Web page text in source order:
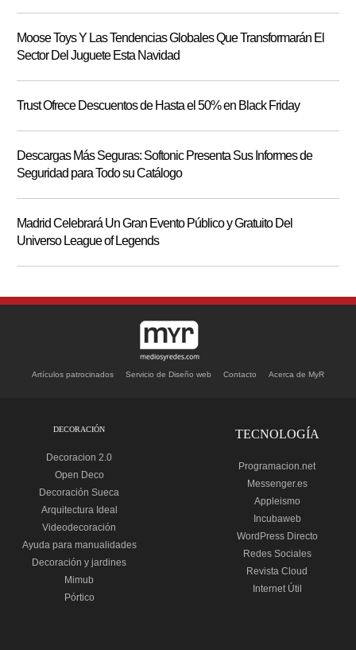
Moose Toys Y Las Tendencias Globales Que Transformarán El
Sector Del Juguete Esta Navidad
Trust Ofrece Descuentos de Hasta el 50% en Black Friday
Descargas Más Seguras: Softonic Presenta Sus Informes de
Seguridad para Todo su Catálogo
Madrid Celebrará Un Gran Evento Público y Gratuito Del
Universo League of Legends
Artículos patrocinados Servicio de Diseño web Contacto Acerca de MyR
DECORACIÓN
Decoracion 2.0
Open Deco
Decoración Sueca
Arquitectura Ideal
Videodecoración
Ayuda para manualidades
Decoración y jardines
Mimub
Pórtico
TECNOLOGÍA
Programacion.net
Messenger.es
Appleismo
Incubaweb
WordPress Directo
Redes Sociales
Revista Cloud
Internet Útil